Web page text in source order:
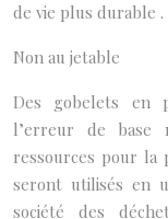
de vie plus durable .
Non au jetable
Des gobelets en
l’erreur de base
ressources pour la
seront utilisés en
société des